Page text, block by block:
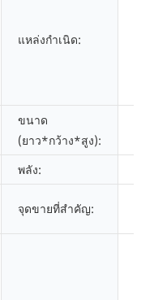
แหล่งกำเนิด:
ขนาด
(ยาว*กว้าง*สูง):
พลัง:
จุดขายที่สำคัญ: